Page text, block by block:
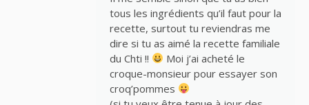
tous les ingrédients qu’il faut pour la
recette, surtout tu reviendras me
dire si tu as aimé la recette familiale
du Chti !!
Moi j’ai acheté le
croque-monsieur pour essayer son
croq’pommes